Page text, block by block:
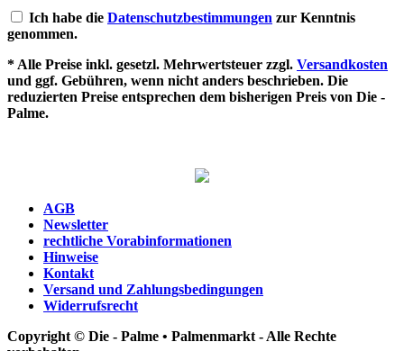
Ich habe die Datenschutzbestimmungen zur Kenntnis
genommen.
* Alle Preise inkl. gesetzl. Mehrwertsteuer zzgl. Versandkosten
und ggf. Gebühren, wenn nicht anders beschrieben. Die
reduzierten Preise entsprechen dem bisherigen Preis von Die -
Palme.
AGB
Newsletter
rechtliche Vorabinformationen
Hinweise
Kontakt
Versand und Zahlungsbedingungen
Widerrufsrecht
Copyright © Die - Palme • Palmenmarkt - Alle Rechte